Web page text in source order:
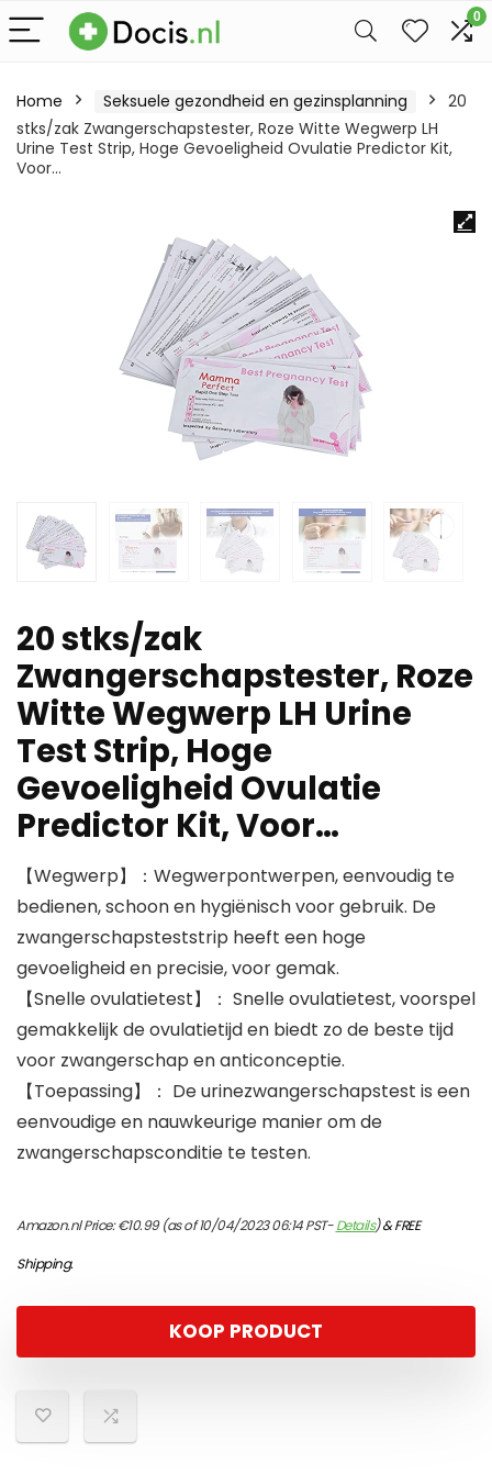
0
Home Seksuele gezondheid en gezinsplanning
20
stks/zak Zwangerschapstester, Roze Witte Wegwerp LH
Urine Test Strip, Hoge Gevoeligheid Ovulatie Predictor Kit,
Voor…
20 stks/zak
Zwangerschapstester, Roze
Witte Wegwerp LH Urine
Test Strip, Hoge
Gevoeligheid Ovulatie
Predictor Kit, Voor…
【Wegwerp】：Wegwerpontwerpen, eenvoudig te
bedienen, schoon en hygiënisch voor gebruik. De
zwangerschapsteststrip heeft een hoge
gevoeligheid en precisie, voor gemak.
【Snelle ovulatietest】： Snelle ovulatietest, voorspel
gemakkelijk de ovulatietijd en biedt zo de beste tijd
voor zwangerschap en anticonceptie.
【Toepassing】： De urinezwangerschapstest is een
eenvoudige en nauwkeurige manier om de
zwangerschapsconditie te testen.
Amazon.nl Price:€10.99(as of 10/04/2023 06:14 PST-Details)&FREE
Shipping.
KOOP PRODUCT